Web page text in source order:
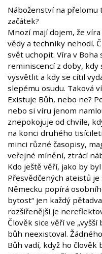
Náboženství na přelomu
začátek?
Mnozí mají dojem, že
vědy a techniky nehodí.
svět uchopit. Víra v
reminiscencí z doby, kdy
vysvětlit a kdy se cítil
slepému osudu. Taková
Existuje Bůh, nebo ne?
nebo si víru jenom
znepokojuje od chvíle,
na konci druhého
minci různé časopisy,
veřejné mínění, ztrácí
Kdo ještě věří, jako by
Přesvědčených ateistů
Německu popírá
bytost“ jen každý
rozšířenější je
Člověk sice věří ve
bůh neexistoval.
Bůh vadí, když ho člověk